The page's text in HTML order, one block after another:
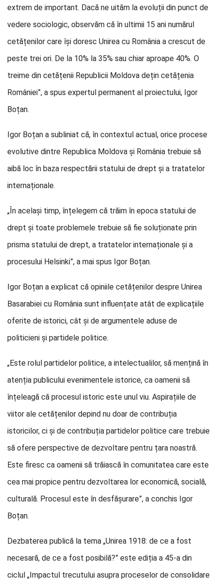
extrem de important. Dacă ne uităm la evoluții din punct de
vedere sociologic, observăm că în ultimii 15 ani numărul
cetățenilor care își doresc Unirea cu România a crescut de
peste trei ori. De la 10% la 35% sau chiar aproape 40%. O
treime din cetățenii Republicii Moldova dețin cetățenia
României”, a spus expertul permanent al proiectului, Igor
Boțan.
Igor Boțan a subliniat că, în contextul actual, orice procese
evolutive dintre Republica Moldova și România trebuie să
aibă loc în baza respectării statului de drept și a tratatelor
internaționale.
„În același timp, înțelegem că trăim în epoca statului de
drept și toate problemele trebuie să fie soluționate prin
prisma statului de drept, a tratatelor internaționale și a
procesului Helsinki”, a mai spus Igor Boțan.
Igor Boțan a explicat că opiniile cetățenilor despre Unirea
Basarabiei cu România sunt influențate atât de explicațiile
oferite de istorici, cât și de argumentele aduse de
politicieni și partidele politice.
„Este rolul partidelor politice, a intelectualilor, să mențină în
atenția publicului evenimentele istorice, ca oamenii să
înțeleagă că procesul istoric este unul viu. Aspirațiile de
viitor ale cetățenilor depind nu doar de contribuția
istoricilor, ci și de contribuția partidelor politice care trebuie
să ofere perspective de dezvoltare pentru țara noastră.
Este firesc ca oamenii să trăiască în comunitatea care este
cea mai propice pentru dezvoltarea lor economică, socială,
culturală. Procesul este în desfășurare”, a conchis Igor
Boțan.
Dezbaterea publică la tema „Unirea 1918: de ce a fost
necesară, de ce a fost posibilă?” este ediția a 45-a din
ciclul „Impactul trecutului asupra proceselor de consolidare